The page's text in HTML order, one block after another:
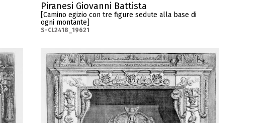
Piranesi Giovanni Battista
[Camino egizio con tre figure sedute alla base di
ogni montante]
S-CL2418_19621